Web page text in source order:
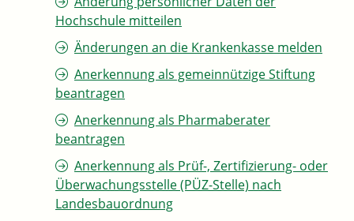
Hochschule mitteilen
Änderungen an die Krankenkasse melden
Anerkennung als gemeinnützige Stiftung
beantragen
Anerkennung als Pharmaberater
beantragen
Anerkennung als Prüf-, Zertifizierung- oder
Überwachungsstelle (PÜZ-Stelle) nach
Landesbauordnung